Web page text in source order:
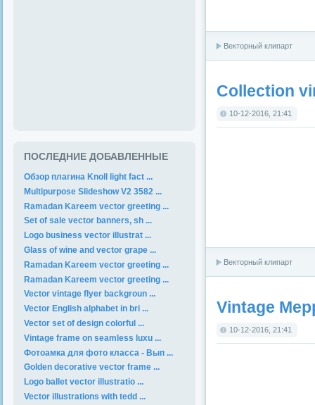
Векторный клипарт
Collection
10-12-2016, 21:41
Векторный клипарт
Vintage
10-12-2016, 21:41
ПОСЛЕДНИЕ ДОБАВЛЕННЫЕ
Обзор плагина Knoll light fact ...
Multipurpose Slideshow V2 3582 ...
Ramadan Kareem vector greeting ...
Set of sale vector banners, sh ...
Logo business vector illustrat ...
Glass of wine and vector grape ...
Ramadan Kareem vector greeting ...
Ramadan Kareem vector greeting ...
Vector vintage flyer backgroun ...
Vector English alphabet in bri ...
Vector set of design colorful ...
Vintage frame on seamless luxu ...
Фотоамка для фото класса - Вып ...
Golden decorative vector frame ...
Logo ballet vector illustratio ...
Vector illustrations with tedd ...